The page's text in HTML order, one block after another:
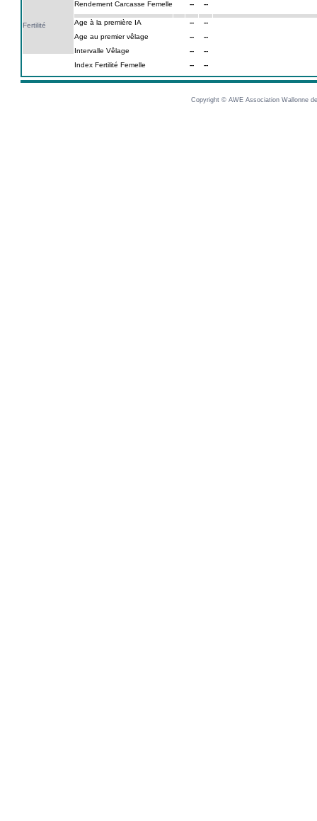
Fertilité
Rendement Carcasse Femelle
-- --
Age à la première IA --
--
Age au premier vêlage
--
--
Intervalle Vêlage
--
--
Index Fertilité Femelle
-- --
Copyright © AWE Association Wallonne